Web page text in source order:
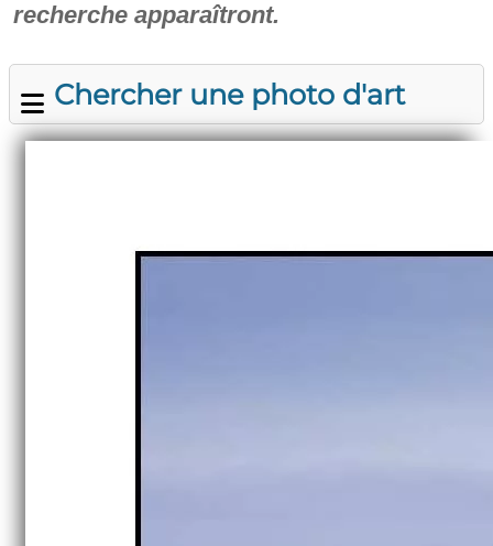
recherche apparaîtront.
Chercher une photo d'art